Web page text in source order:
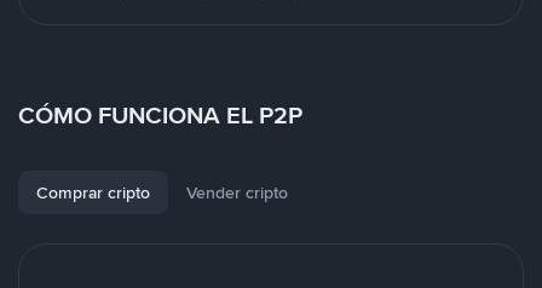
CÓMO FUNCIONA EL P2P
Comprar cripto Vender cripto